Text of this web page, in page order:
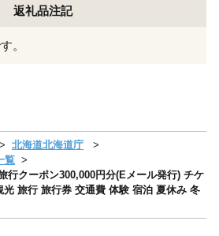
返礼品注記
。
北海道北海道庁
覧
行クーポン300,000円分(Eメール発行) チケ
光 旅行 旅行券 交通費 体験 宿泊 夏休み 冬